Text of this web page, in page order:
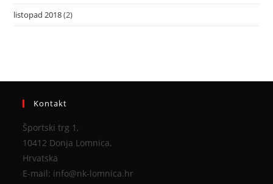
listopad 2018(2)
Kontakt
Športski trg 1,
10412 Donja Lomnica,
Hrvatska
E-mail: info@nk-lomnica.hr